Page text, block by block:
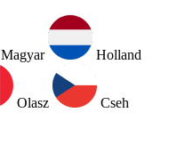
Magyar Holland
Olasz Cseh